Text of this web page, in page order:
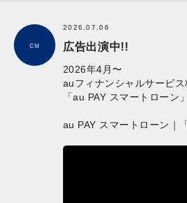
CM
2026.07.06
広告出演中!!
2026年4月〜
auフィナンシャルサービス
「au PAY スマートローン
au PAY スマートローン｜